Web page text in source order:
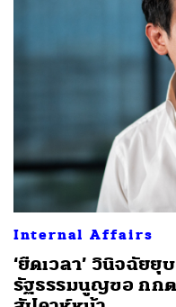
Internal Affairs
‘ยืดเวลา’ วินิจฉัยยุ
รัฐธรรมนูญขอ กก